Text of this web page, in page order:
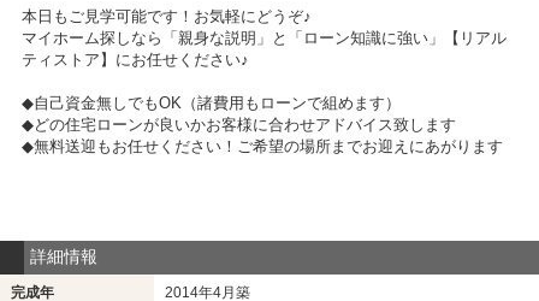
本日もご見学可能です！お気軽にどうぞ♪
マイホーム探しなら「親身な説明」と「ローン知識に強い」【リアル
ティストア】にお任せください♪
◆自己資金無しでもOK（諸費用もローンで組めます）
◆どの住宅ローンが良いかお客様に合わせアドバイス致します
◆無料送迎もお任せください！ご希望の場所までお迎えにあがります
詳細情報
完成年 2014年4月築